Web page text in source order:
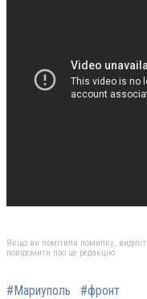
Якщо ви помітили помилку,
повідомити про це редакцію
#Мариуполь #фронт